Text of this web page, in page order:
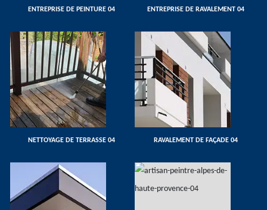
ENTREPRISE DE PEINTURE 04 ENTREPRISE DE RAVALEMENT 04
NETTOYAGE DE TERRASSE 04 RAVALEMENT DE FAÇADE 04